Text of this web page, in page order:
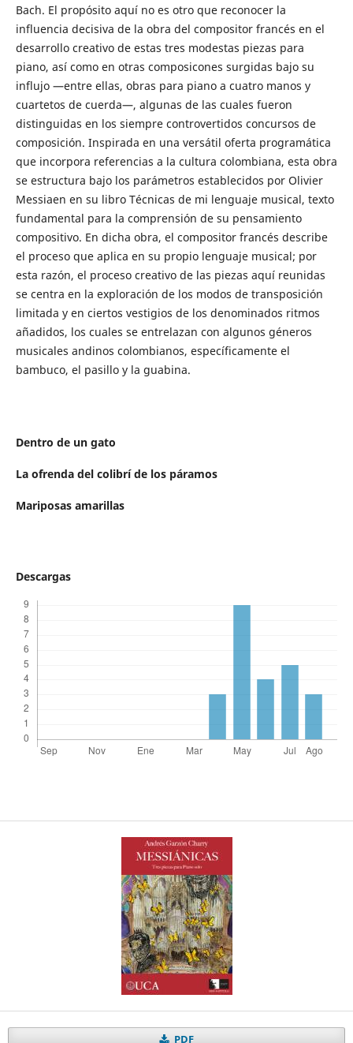
Bach. El propósito aquí no es otro que reconocer la
influencia decisiva de la obra del compositor francés en el
desarrollo creativo de estas tres modestas piezas para
piano, así como en otras composicones surgidas bajo su
influjo —entre ellas, obras para piano a cuatro manos y
cuartetos de cuerda—, algunas de las cuales fueron
distinguidas en los siempre controvertidos concursos de
composición. Inspirada en una versátil oferta programática
que incorpora referencias a la cultura colombiana, esta obra
se estructura bajo los parámetros establecidos por Olivier
Messiaen en su libro Técnicas de mi lenguaje musical, texto
fundamental para la comprensión de su pensamiento
compositivo. En dicha obra, el compositor francés describe
el proceso que aplica en su propio lenguaje musical; por
esta razón, el proceso creativo de las piezas aquí reunidas
se centra en la exploración de los modos de transposición
limitada y en ciertos vestigios de los denominados ritmos
añadidos, los cuales se entrelazan con algunos géneros
musicales andinos colombianos, específicamente el
bambuco, el pasillo y la guabina.
Dentro de un gato
La ofrenda del colibrí de los páramos
Mariposas amarillas
Descargas
PDF